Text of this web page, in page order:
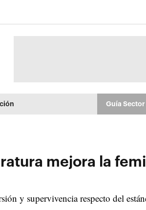
Guía Sector
mejora la
y supervivencia respecto del